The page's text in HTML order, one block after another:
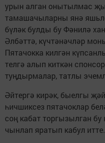
урын алган онытылмас
тамашачыларны янә
бүләк булды бу Фәнилә
Әлбәттә, күчтәнәчләр
Пятачокка килгән
телгә алып киткән
туңдырмалар, татлы
Әйтергә кирәк, быелгы
һичшиксез пятачоклар
соң кабат торгызылган
чынлап яратып кабул итте.